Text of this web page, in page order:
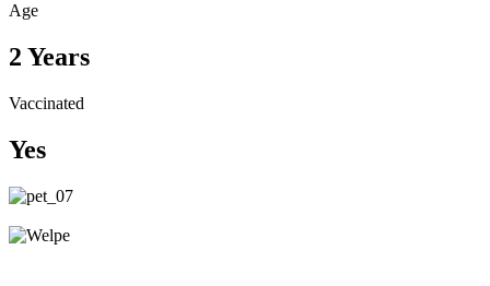
Age
2 Years
Vaccinated
Yes